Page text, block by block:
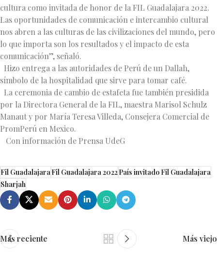
cultura como invitada de honor de la FIL Guadalajara 2022.
Las oportunidades de comunicación e intercambio cultural
nos abren a las culturas de las civilizaciones del mundo, pero
lo que importa son los resultados y el impacto de esta
comunicación”, señaló.
Hizo entrega a las autoridades de Perú de un Dallah,
símbolo de la hospitalidad que sirve para tomar café.
La ceremonia de cambio de estafeta fue también presidida
por la Directora General de la FIL, maestra Marisol Schulz
Manaut y por María Teresa Villeda, Consejera Comercial de
PromPerú en Mexico.
Con información de Prensa UdeG
Fil GuadalajaraFil Guadalajara 2022País invitado Fil Guadalajara
Sharjah
Más reciente Más viejo